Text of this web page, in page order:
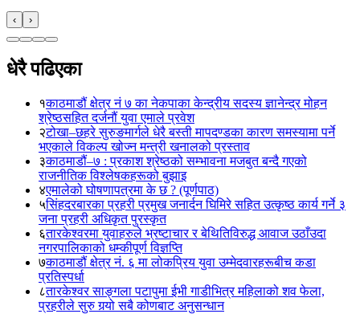
‹ ›
धेरै पढिएका
१काठमाडौं क्षेत्र नं ७ का नेकपाका केन्द्रीय सदस्य ज्ञानेन्द्र मोहन
श्रेष्ठसहित दर्जनौं युवा एमाले प्रवेश
२टोखा–छहरे सुरुङमार्गले धेरै बस्ती मापदण्डका कारण समस्यामा पर्ने
भएकाले विकल्प खोज्न मन्त्री खनालको प्रस्ताव
३काठमाडौं–७ : प्रकाश श्रेष्ठको सम्भावना मजबुत बन्दै गएको
राजनीतिक विश्लेषकहरूको बुझाइ
४एमालेको घोषणापत्रमा के छ ? (पूर्णपाठ)
५सिंहदरबारका प्रहरी प्रमुख जनार्दन घिमिरे सहित उत्कृष्ठ कार्य गर्ने ३
जना प्रहरी अधिकृत पुरस्कृत
६तारकेश्वरमा युवाहरुले भ्रष्टाचार र बेथितिविरुद्ध आवाज उठाँउदा
नगरपालिकाको धम्कीपूर्ण विज्ञप्ति
७काठमाडौं क्षेत्र नं. ६ मा लोकप्रिय युवा उम्मेदवारहरूबीच कडा
प्रतिस्पर्धा
८तारकेश्वर साङ्गला पटापुमा ईभी गाडीभित्र महिलाको शव फेला,
प्रहरीले सुरु गर्‍यो सबै कोणबाट अनुसन्धान